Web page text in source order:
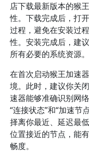
店下载最新版本的猴
性。下载完成后，打
过程，避免在安装过
性。安装完成后，建
所有必要的系统资源。
在首次启动猴王加速
境。此时，建议你关
速器能够准确识别网
“连接状态”和“加速节
择离你最近、延迟最
位置接近的节点，能
畅度。